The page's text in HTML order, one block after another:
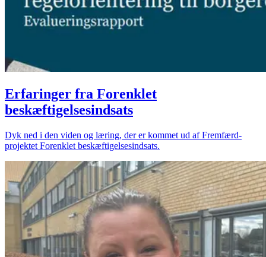
Erfaringer fra Forenklet
beskæftigelsesindsats
Dyk ned i den viden og læring, der er kommet ud af Fremfærd-
projektet Forenklet beskæftigelsesindsats.